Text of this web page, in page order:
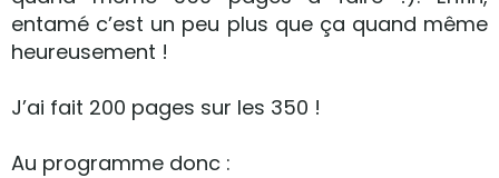
entamé c’est un peu plus que ça quand même
heureusement !
J’ai fait 200 pages sur les 350 !
Au programme donc :